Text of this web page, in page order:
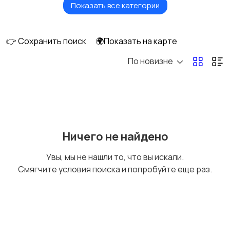
Будущим мамам Верхняя одежда
Домашняя одежда
Показать все категории
👉 Сохранить поиск
🌍Показать на карте
По новизне
Ничего не найдено
Увы, мы не нашли то, что вы искали.
Смягчите условия поиска и попробуйте еще раз.